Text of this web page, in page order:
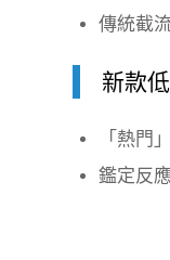
傳統截
新款
「熱門
鑑定反